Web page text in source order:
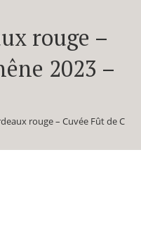
rouge –
2023 –
rouge – Cuvée Fût de